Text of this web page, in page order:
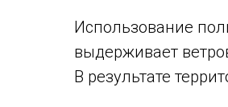
Использование
выдерживает
В результате